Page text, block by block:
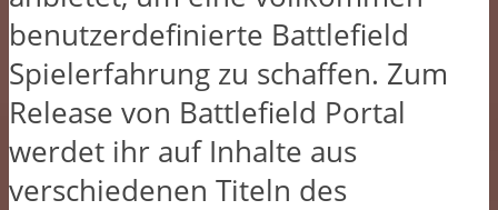
benutzerdefinierte Battlefield
Spielerfahrung zu schaffen. Zum
Release von Battlefield Portal
werdet ihr auf Inhalte aus
verschiedenen Titeln des